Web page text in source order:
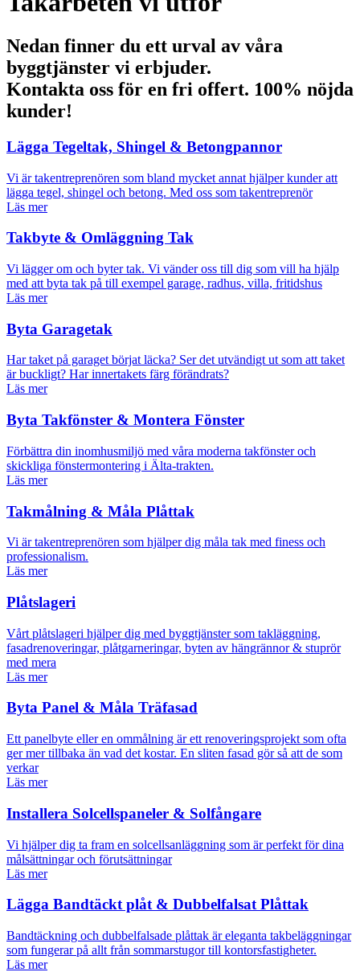
Nedan finner du ett urval av våra
byggtjänster vi erbjuder.
Kontakta oss för en fri offert. 100% nöjda
kunder!
Lägga Tegeltak, Shingel & Betongpannor
Vi är takentreprenören som bland mycket annat hjälper kunder att
lägga tegel, shingel och betong. Med oss som takentreprenör
Läs mer
Takbyte & Omläggning Tak
Vi lägger om och byter tak. Vi vänder oss till dig som vill ha hjälp
med att byta tak på till exempel garage, radhus, villa, fritidshus
Läs mer
Byta Garagetak
Har taket på garaget börjat läcka? Ser det utvändigt ut som att taket
är buckligt? Har innertakets färg förändrats?
Läs mer
Byta Takfönster & Montera Fönster
Förbättra din inomhusmiljö med våra moderna takfönster och
skickliga fönstermontering i Älta-trakten.
Läs mer
Takmålning & Måla Plåttak
Vi är takentreprenören som hjälper dig måla tak med finess och
professionalism.
Läs mer
Plåtslageri
Vårt plåtslageri hjälper dig med byggtjänster som takläggning,
fasadrenoveringar, plåtgarneringar, byten av hängrännor & stuprör
med mera
Läs mer
Byta Panel & Måla Träfasad
Ett panelbyte eller en ommålning är ett renoveringsprojekt som ofta
ger mer tillbaka än vad det kostar. En sliten fasad gör så att de som
verkar
Läs mer
Installera Solcellspaneler & Solfångare
Vi hjälper dig ta fram en solcellsanläggning som är perfekt för dina
målsättningar och förutsättningar
Läs mer
Lägga Bandtäckt plåt & Dubbelfalsat Plåttak
Bandtäckning och dubbelfalsade plåttak är eleganta takbeläggningar
som fungerar på allt från sommarstugor till kontorsfastigheter.
Läs mer